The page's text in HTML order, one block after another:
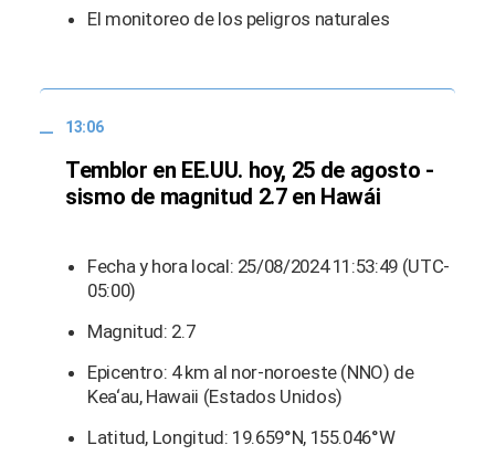
El monitoreo de los peligros naturales
13:06
Temblor en EE.UU. hoy, 25 de agosto -
sismo de magnitud 2.7 en Hawái
Fecha y hora local: 25/08/2024 11:53:49 (UTC-
05:00)
Magnitud: 2.7
Epicentro: 4 km al nor-noroeste (NNO) de
Kea‘au, Hawaii (Estados Unidos)
Latitud, Longitud: 19.659°N, 155.046°W